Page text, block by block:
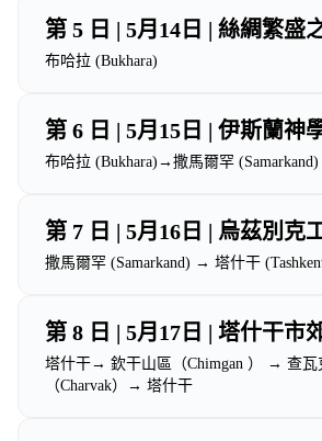
第 5 日 | 5月14日 | 絲綢繁盛
布哈拉 (Bukhara)
第 6 日 | 5月15日 | 伊斯蘭神
布哈拉 (Bukhara)→撒馬爾罕 (Samarkand)
第 7 日 | 5月16日 | 烏茲別克
撒馬爾罕 (Samarkand) → 塔什干
第 8 日 | 5月17日 | 塔什干市
塔什干→ 欽干山區（Chimgan ） → 查瓦
（Charvak）→ 塔什干